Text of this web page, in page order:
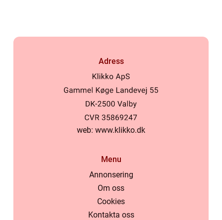
Adress
web: www.klikko.dk
Menu
Annonsering
Om oss
Cookies
Kontakta oss